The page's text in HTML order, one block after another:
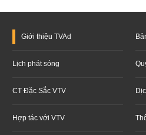
Giới thiệu TVAd
Lịch phát sóng
CT Đặc Sắc VTV
Hợp tác với VTV